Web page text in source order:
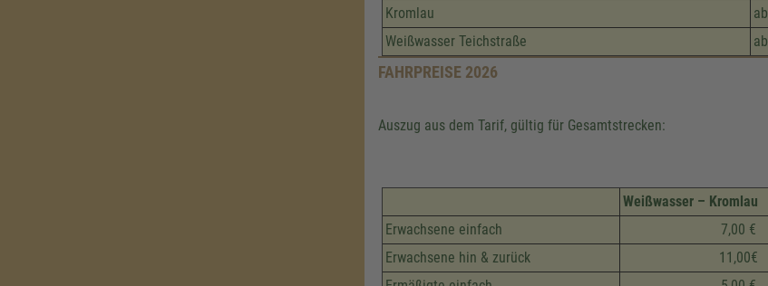
Kromlau
ab
Weißwasser Teichstraße
ab
FAHRPREISE 2026
Auszug aus dem Tarif, gültig für Gesamtstrecken:
Weißwasser – Kromlau
Erwachsene einfach
7,00 €
Erwachsene hin & zurück
11,00€